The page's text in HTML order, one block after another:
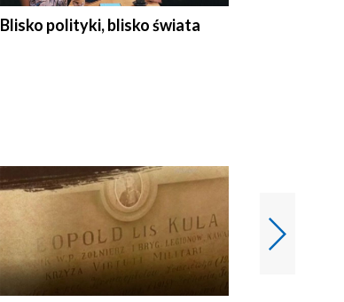
Blisko polityki, blisko świata